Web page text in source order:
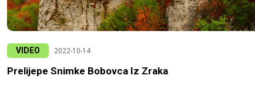
VIDEO 2022-10-14
Prelijepe Snimke Bobovca Iz Zraka